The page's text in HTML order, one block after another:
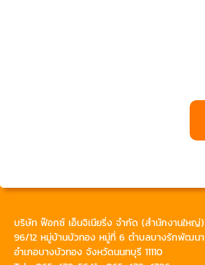
บริษัท ฟ๊อกซ์ เอ็นจิเนียริ่ง จำกัด (สำนักงานใหญ่)
96/12 หมู่บ้านบัวทอง หมู่ที่ 6 ตำบลบางรักพัฒนา
อำเภอบางบัวทอง จังหวัดนนทบุรี 11110